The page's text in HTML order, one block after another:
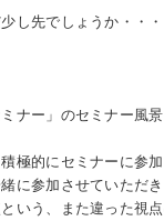
し先でしょうか・・・
ナー」のセミナー風景
極的にセミナーに参加
に参加させていただき
いう、また違った視